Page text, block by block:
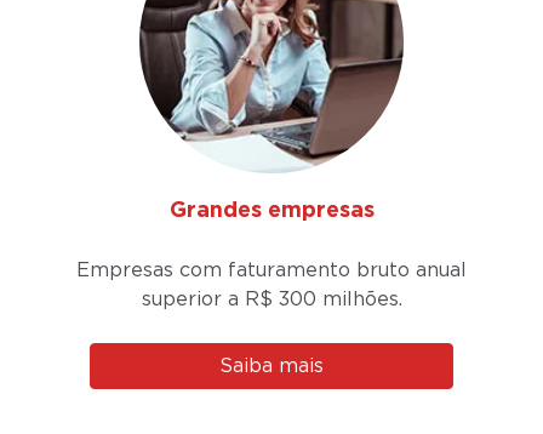
Grandes empresas
Empresas com faturamento bruto anual
superior a R$ 300 milhões.
Saiba mais